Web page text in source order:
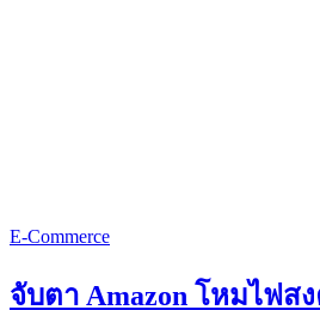
E-Commerce
จับตา Amazon โหมไฟส